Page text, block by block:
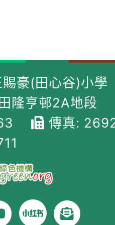
豪(田心谷)小學
隆亨邨2A地段
傳真: